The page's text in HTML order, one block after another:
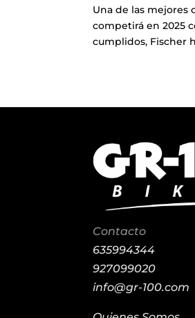
Una de las mejores
competirá en 2025
cumplidos, Fischer
Contacto
635994344
927099020
info@gr-100.com